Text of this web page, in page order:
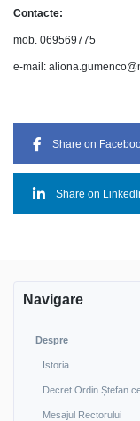
Contacte:
mob. 069569775
e-mail:
Share on
Share on
Navigare
Despre
Istoria
Decret Ordin Ștefan
Mesajul Rectorului